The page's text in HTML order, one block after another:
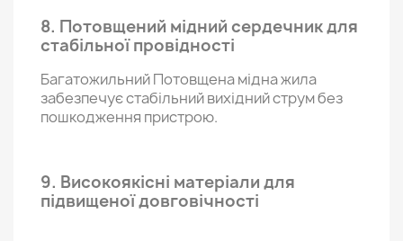
8. Потовщений мідний сердечник для
стабільної провідності
Багатожильний Потовщена мідна жила
забезпечує стабільний вихідний струм без
пошкодження пристрою.
9. Високоякісні матеріали для
підвищеної довговічності